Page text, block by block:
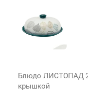
Блюдо ЛИСТОПАД
крышкой